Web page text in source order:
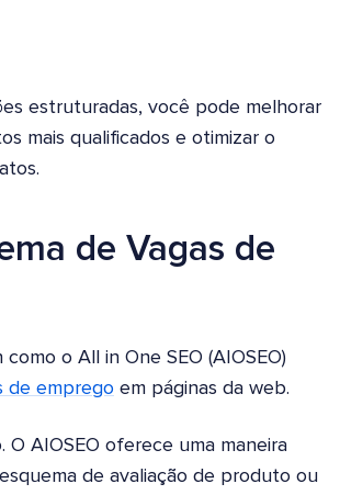
estruturadas, você pode melhorar
mais qualificados e otimizar o
de Vagas de
o All in One SEO (AIOSEO)
de emprego em páginas da web.
AIOSEO oferece uma maneira
de avaliação de produto ou